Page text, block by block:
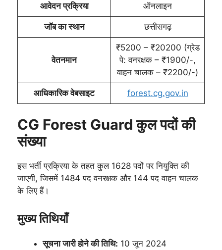
आवेदन प्रक्रिया ऑनलाइन
जॉब का स्थान छत्तीसगढ़
वेतनमान
₹5200 – ₹20200 (ग्रेड
पे: वनरक्षक – ₹1900/-,
वाहन चालक – ₹2200/-)
आधिकारिक वेबसाइट forest.cg.gov.in
CG Forest Guard कुल पदों की
संख्या
इस भर्ती प्रक्रिया के तहत कुल 1628 पदों पर नियुक्ति की
जाएगी, जिसमें 1484 पद वनरक्षक और 144 पद वाहन चालक
के लिए हैं।
मुख्य तिथियाँ
सूचना जारी होने की तिथि: 10 जून 2024